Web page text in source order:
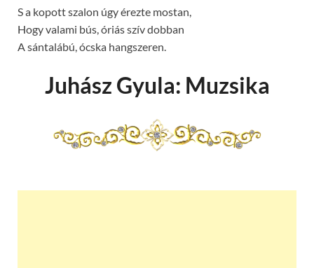
S a kopott szalon úgy érezte mostan,
Hogy valami bús, óriás szív dobban
A sántalábú, ócska hangszeren.
Juhász Gyula: Muzsika